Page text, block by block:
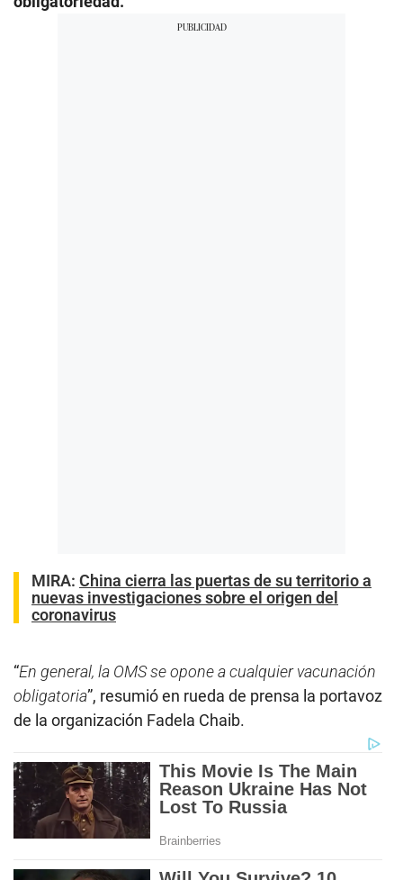
MIRA: China cierra las puertas de su territorio a
nuevas investigaciones sobre el origen del
coronavirus
“En general, la OMS se opone a cualquier vacunación
obligatoria”, resumió en rueda de prensa la portavoz
de la organización Fadela Chaib.